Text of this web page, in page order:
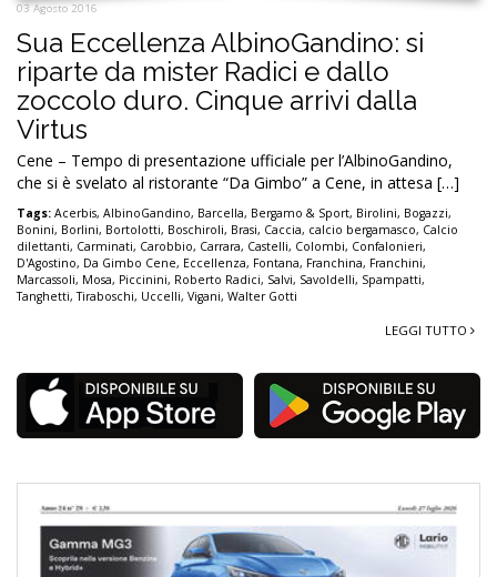
03 Agosto 2016
Sua Eccellenza AlbinoGandino: si
riparte da mister Radici e dallo
zoccolo duro. Cinque arrivi dalla
Virtus
Cene – Tempo di presentazione ufficiale per l’AlbinoGandino,
che si è svelato al ristorante “Da Gimbo” a Cene, in attesa […]
Tags: Acerbis, AlbinoGandino, Barcella, Bergamo & Sport, Birolini, Bogazzi,
Bonini, Borlini, Bortolotti, Boschiroli, Brasi, Caccia, calcio bergamasco, Calcio
dilettanti, Carminati, Carobbio, Carrara, Castelli, Colombi, Confalonieri,
D'Agostino, Da Gimbo Cene, Eccellenza, Fontana, Franchina, Franchini,
Marcassoli, Mosa, Piccinini, Roberto Radici, Salvi, Savoldelli, Spampatti,
Tanghetti,Tiraboschi, Uccelli, Vigani, Walter Gotti
LEGGI TUTTO